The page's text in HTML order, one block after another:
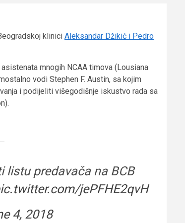
klinici Aleksandar Džikić i Pedro
mnogih NCAA timova (Lousiana
vodi Stephen F. Austin, sa kojim
i podijeliti višegodišnje iskustvo rada sa
listu predavača na BCB
jePFHE2qvH
4, 2018